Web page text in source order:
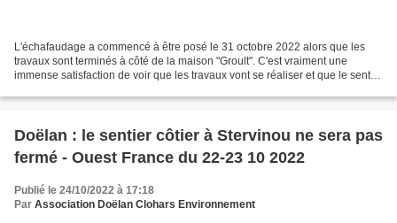
L'échafaudage a commencé à être posé le 31 octobre 2022 alors que les
travaux sont terminés à côté de la maison "Groult". C'est vraiment une
immense satisfaction de voir que les travaux vont se réaliser et que le sentier
Doëlan : le sentier côtier à Stervinou ne sera pas
fermé - Ouest France du 22-23 10 2022
Publié le 24/10/2022 à 17:18
Par Association Doëlan Clohars Environnement